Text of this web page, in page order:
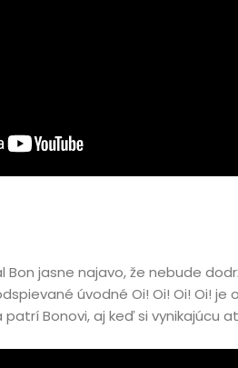
Bon jasne najavo, že nebude
úvodné Oi! Oi! Oi! Oi! je
Bonovi, aj keď si vynikajúcu